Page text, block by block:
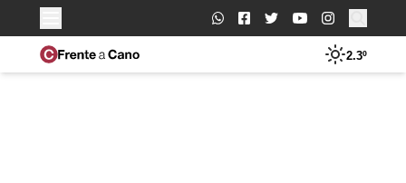
Buscar:
2.3º